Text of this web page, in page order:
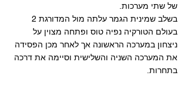
של שתי מערכות.
בעולם הטורקיה נפיה טוס ופתחה מצוין על
ניצחון במערכה הראשונה אך לאחר מכן הפסידה
את המערכה השניה והשלישית וסיימה את דרכה
בתחרות.